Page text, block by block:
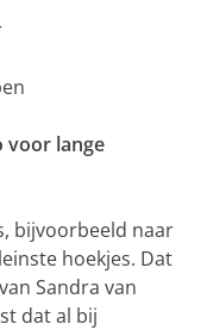
voor lange
bijvoorbeeld naar
hoekjes. Dat
Sandra van
dat al bij